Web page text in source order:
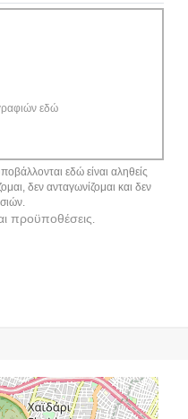
εδώ
εδώ είναι αληθείς
δεν ανταγωνίζομαι και δεν
προϋποθέσεις